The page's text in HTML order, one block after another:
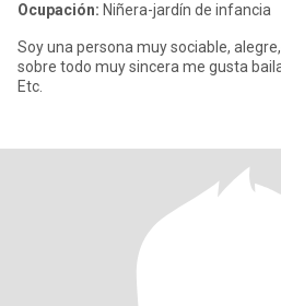
Ocupación: Niñera-jardín de infancia
Soy una persona muy sociable,
sobre todo muy sincera me gusta bailar
Etc.